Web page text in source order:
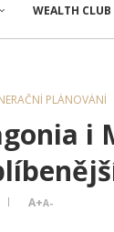
WEALTH CLUB
PLÁNOVÁNÍ
i
A+A-